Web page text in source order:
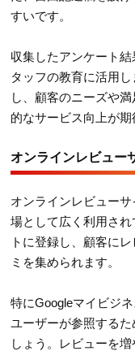
すいです。
収集したアンケート
タッフの教育に活用
し、顧客のニーズや
的なサービス向上が期
オンラインレビュー
オンラインレビュー
場として広く利用さ
トに登録し、顧客に
ミを集められます。
特にGoogleマイビジ
ユーザーが参照する
しょう。レビューを